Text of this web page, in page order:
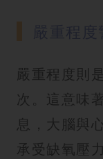
嚴重程度則
次。這意味
息，大腦與
承受缺氧壓